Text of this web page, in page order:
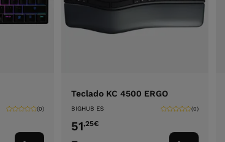
(0)
Teclado KC 4500 ERGO
BIGHUB ES (0)
51,25€